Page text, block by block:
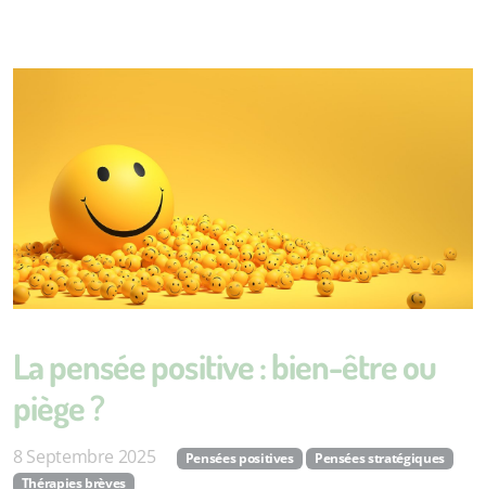
La pensée positive : bien-être ou
piège ?
8 Septembre 2025 Pensées positives
Pensées stratégiques
Thérapies brèves